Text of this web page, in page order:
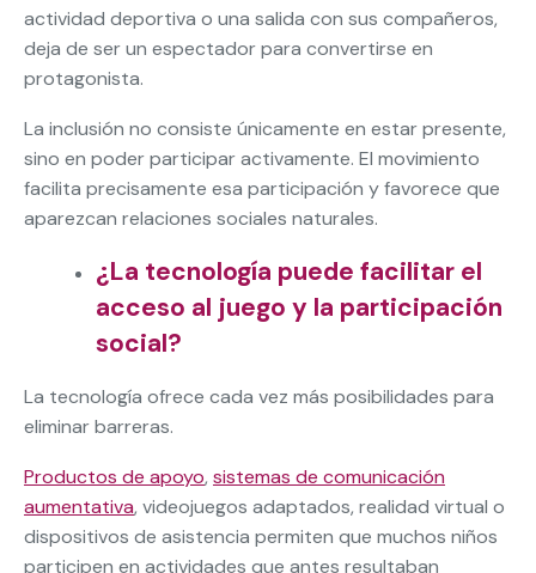
actividad deportiva o una salida con sus compañeros,
deja de ser un espectador para convertirse en
protagonista.
La inclusión no consiste únicamente en estar presente,
sino en poder participar activamente. El movimiento
facilita precisamente esa participación y favorece que
aparezcan relaciones sociales naturales.
¿La tecnología puede facilitar el
acceso al juego y la participación
social?
La tecnología ofrece cada vez más posibilidades para
eliminar barreras.
Productos de apoyo, sistemas de comunicación
aumentativa, videojuegos adaptados, realidad virtual o
dispositivos de asistencia permiten que muchos niños
participen en actividades que antes resultaban